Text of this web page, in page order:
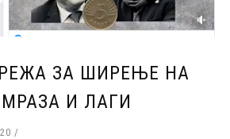
ЗА ШИРЕЊЕ НА
И ЛАГИ